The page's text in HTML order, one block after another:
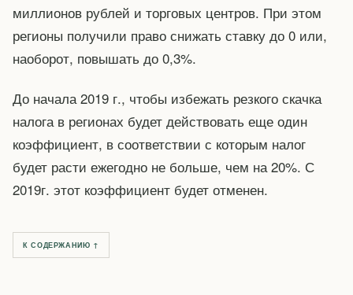
миллионов рублей и торговых центров. При этом
регионы получили право снижать ставку до 0 или,
наоборот, повышать до 0,3%.
До начала 2019 г., чтобы избежать резкого скачка
налога в регионах будет действовать еще один
коэффициент, в соответствии с которым налог
будет расти ежегодно не больше, чем на 20%. С
2019г. этот коэффициент будет отменен.
К СОДЕРЖАНИЮ ↑